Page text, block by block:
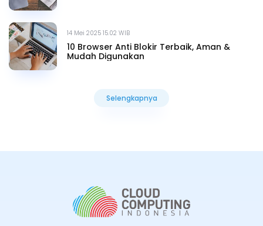
14 Mei 2025 15.02 WIB
10 Browser Anti Blokir Terbaik, Aman &
Mudah Digunakan
Selengkapnya